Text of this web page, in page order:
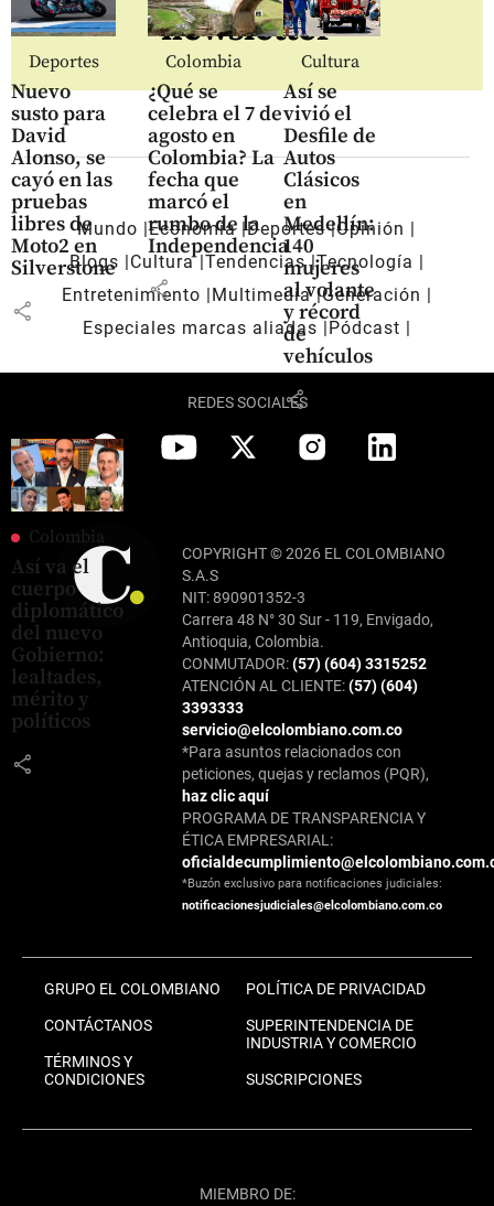
Deportes
Nuevo
susto para
David
Alonso, se
cayó en las
pruebas
libres de
Moto2 en
Silverstone
share
Colombia
¿Qué se
celebra el 7 de
agosto en
Colombia? La
fecha que
marcó el
rumbo de la
Independencia
share
Cultura
Así se
vivió el
Desfile de
Autos
Clásicos
en
Medellín:
140
mujeres
al volante
y récord
de
vehículos
share
Colombia
Así va el
cuerpo
diplomático
del nuevo
Gobierno:
lealtades,
mérito y
políticos
share
newsletter
Mundo Economía Deportes Opinión
Blogs
Cultura Tendencias Tecnología
Entretenimiento
Multimedia Generación
Especiales marcas aliadas
Pódcast
REDES SOCIALES
COPYRIGHT © 2026 EL COLOMBIANO
S.A.S
NIT: 890901352-3
Carrera 48 N° 30 Sur - 119, Envigado,
Antioquia, Colombia.
CONMUTADOR:(57) (604) 3315252
ATENCIÓN AL CLIENTE:(57) (604)
3393333
servicio@elcolombiano.com.co
*Para asuntos relacionados con
peticiones, quejas y reclamos (PQR),
haz clic aquí
PROGRAMA DE TRANSPARENCIA Y
ÉTICA EMPRESARIAL:
*Buzón exclusivo para notificaciones judiciales:
notificacionesjudiciales@elcolombiano.com.co
GRUPO EL COLOMBIANO
CONTÁCTANOS
TÉRMINOS Y
CONDICIONES
POLÍTICA DE PRIVACIDAD
SUPERINTENDENCIA DE
INDUSTRIA Y COMERCIO
SUSCRIPCIONES
MIEMBRO DE: